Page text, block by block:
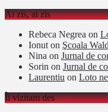
Ai zis, ai zis
Rebeca Negrea on
Ionut on Şcoala
Nina on Jurnal de
Sorin on Jurnal de
Laurentiu on Loto
Îi vizitam des